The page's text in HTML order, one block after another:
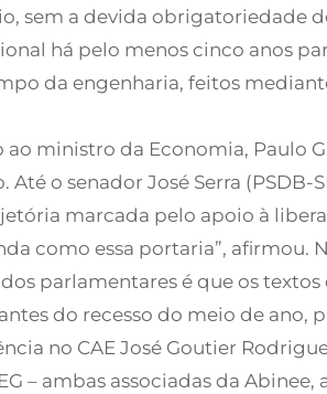
sem a devida obrigatoriedade
há pelo menos cinco anos
da engenharia, feitos
ministro da Economia, Paulo
o senador José Serra
marcada pelo apoio à
como essa portaria”, afirmou.
parlamentares é que os
do recesso do meio de ano,
no CAE José Goutier
– ambas associadas da